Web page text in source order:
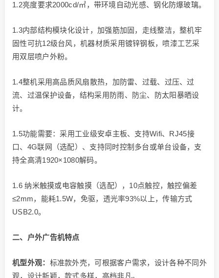
1.2亮度要求2000cd/㎡，带环境自动光感、钢化防爆玻璃。
1.3内部结构模块化设计，加强筋加固，走线整洁，整机牢
固性可抗12级台风，机器材质采用镀锌钢板，喷漆工艺采
用双层喷户外粉。
1.4整机采用高品质风扇散热，加防雷、过载、过压、过
流、过温保护设备，结构采用防雨、防尘、防太阳暴晒设
计。
1.5功能需要：采用工业级安卓主板、支持Wifi、RJ45接
口、4G联网（选配）、支持同时控制多台或单台设备，支
持全高清1920×1080解码。
1.6 纳米触摸或电容触摸（选配），10点触控，触控偏差
≤2mm，能耗1.5W，免驱，透光率93%以上，传输方式
USB2.0。
二、户外广告机特点
机型外观： 标准款外壳，可根据客户需求，设计各种不同外
观，设计新颖，款式多样，高档非凡。